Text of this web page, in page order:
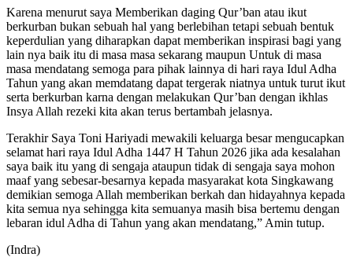
Karena menurut saya Memberikan daging Qur’ban atau ikut
berkurban bukan sebuah hal yang berlebihan tetapi sebuah bentuk
keperdulian yang diharapkan dapat memberikan inspirasi bagi yang
lain nya baik itu di masa masa sekarang maupun Untuk di masa
masa mendatang semoga para pihak lainnya di hari raya Idul Adha
Tahun yang akan memdatang dapat tergerak niatnya untuk turut ikut
serta berkurban karna dengan melakukan Qur’ban dengan ikhlas
Insya Allah rezeki kita akan terus bertambah jelasnya.
Terakhir Saya Toni Hariyadi mewakili keluarga besar mengucapkan
selamat hari raya Idul Adha 1447 H Tahun 2026 jika ada kesalahan
saya baik itu yang di sengaja ataupun tidak di sengaja saya mohon
maaf yang sebesar-besarnya kepada masyarakat kota Singkawang
demikian semoga Allah memberikan berkah dan hidayahnya kepada
kita semua nya sehingga kita semuanya masih bisa bertemu dengan
lebaran idul Adha di Tahun yang akan mendatang,” Amin tutup.
(Indra)